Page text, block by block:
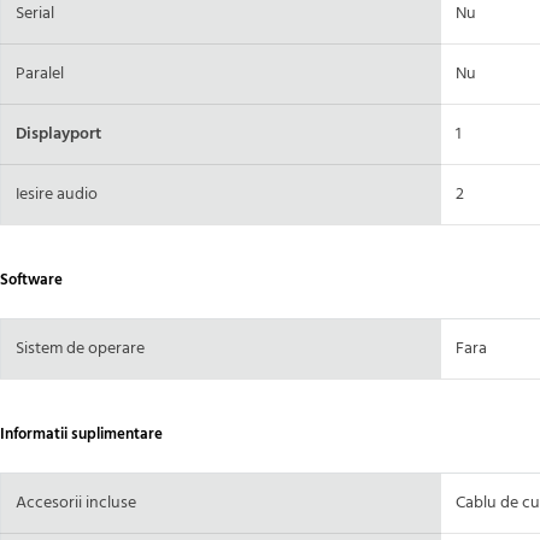
Serial Nu
Paralel Nu
Displayport 1
Iesire audio 2
Software
Sistem de operare Fara
Informatii suplimentare
Accesorii incluse Cablu de